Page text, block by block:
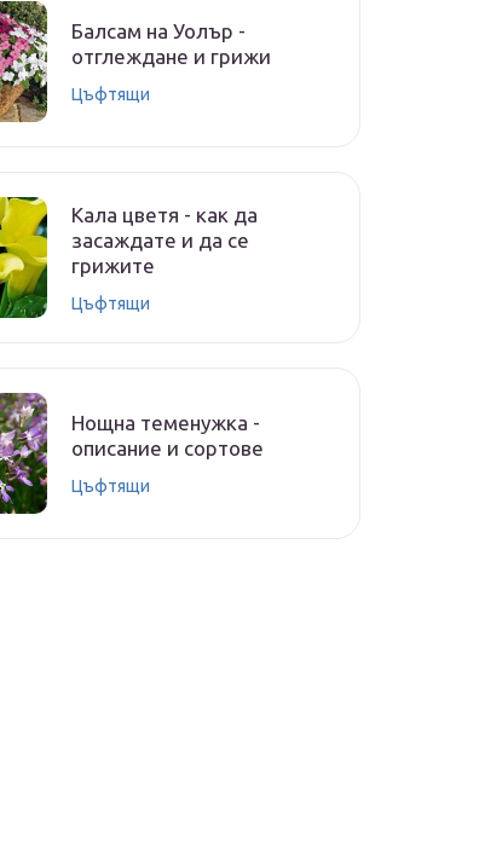
Балсам на Уолър -
отглеждане и грижи
Цъфтящи
Кала цветя - как да
засаждате и да се
грижите
Цъфтящи
Нощна теменужка -
описание и сортове
Цъфтящи